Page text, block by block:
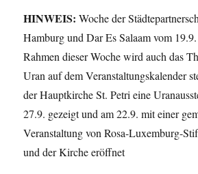
HINWEIS: Woche der
Hamburg und Dar Es Salaam vom
Rahmen dieser Woche wird auch das
Uran auf dem Veranstaltungskalender
der Hauptkirche St. Petri eine
27.9. gezeigt und am 22.9. mit einer
Veranstaltung von Rosa-Luxemburg-
und der Kirche eröffnet